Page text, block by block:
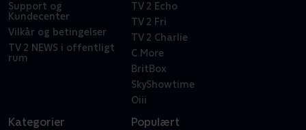
Support og
Kundecenter
Vilkår og betingelser
TV 2 NEWS i offentligt
rum
TV 2 Echo
TV 2 Fri
TV 2 Charlie
C More
BritBox
SkyShowtime
Oiii
Kategorier Populært